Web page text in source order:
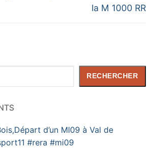
la M 1000 RR
RECHERCHER
d’un MI09 à Val de
#rera #mi09